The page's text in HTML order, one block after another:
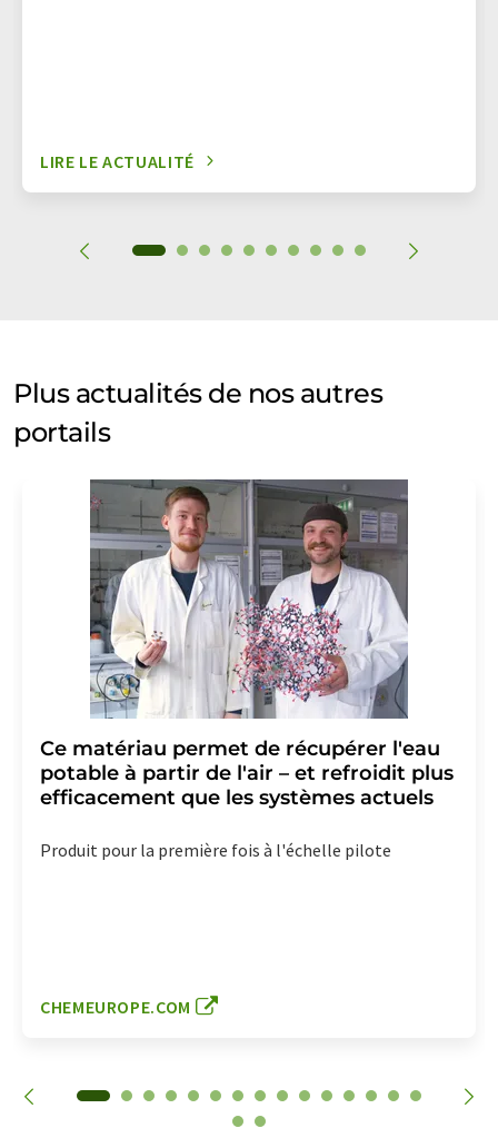
LIRE LE ACTUALITÉ
Plus actualités de nos autres
portails
Ce matériau permet de récupérer l'eau
potable à partir de l'air – et refroidit plus
efficacement que les systèmes actuels
Produit pour la première fois à l'échelle pilote
CHEMEUROPE.COM